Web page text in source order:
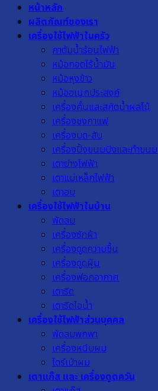
หน้าหลัก
ผลิตภัณฑ์ของเรา
เครื่องใช้ไฟฟ้าในครัว
กาต้มน้ำร้อนไฟฟ้า
หม้อทอดไร้น้ำมัน
หม้อหุงข้าว
หม้ออเนกประสงค์
เครื่องคั้นและสกัดน้ำผลไม้
เครื่องชงกาแฟ
เครื่องบด-สับ
เครื่องปิ้งขนมปังและทำขนม
เตาย่างไฟฟ้า
เตาแม่เหล็กไฟฟ้า
เตาอบ
เครื่องใช้ไฟฟ้าในบ้าน
พัดลม
เครื่องซักผ้า
เครื่องดูดความชื้น
เครื่องดูดฝุ่น
เครื่องฟอกอากาศ
เตารีด
เตารีดไอน้ำ
เครื่องใช้ไฟฟ้าส่วนบุคคล
พัดลมพกพา
เครื่องหนีบผม
ไดร์เป่าผม
เตาแก๊ส และ เครื่องดูดควัน